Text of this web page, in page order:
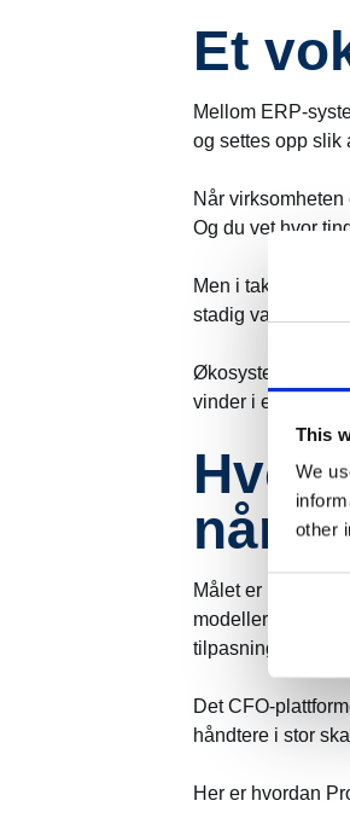
This
We
other
Et
Mellom ERP-
og settes opp slik
Når
Og du vet hvor
Men i takt med at
stadig
Økosystem av
vinder i e-poster,
når
Målet er ikke å
modeller, formler
tilpasninger,
Det CFO-
håndtere i stor
Her er hvordan